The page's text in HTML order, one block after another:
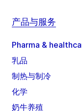
产品与服务
Pharma &
乳品
制热与制冷
化学
奶牛养殖